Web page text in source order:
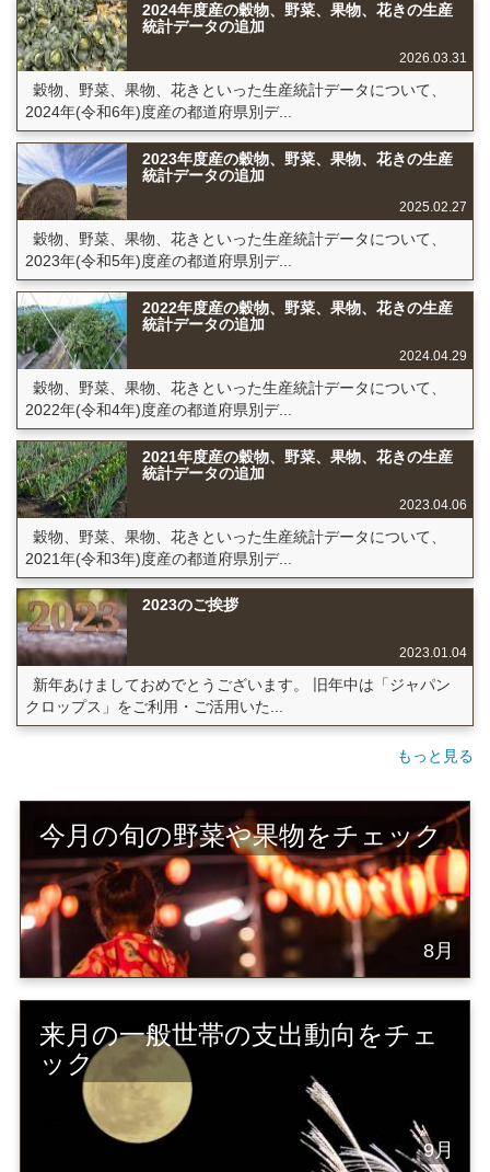
2024年度産の穀物、野菜、果物、花きの生産
統計データの追加
2026.03.31
穀物、野菜、果物、花きといった生産統計データについて、
2024年(令和6年)度産の都道府県別デ...
2023年度産の穀物、野菜、果物、花きの生産
統計データの追加
2025.02.27
穀物、野菜、果物、花きといった生産統計データについて、
2023年(令和5年)度産の都道府県別デ...
2022年度産の穀物、野菜、果物、花きの生産
統計データの追加
2024.04.29
穀物、野菜、果物、花きといった生産統計データについて、
2022年(令和4年)度産の都道府県別デ...
2021年度産の穀物、野菜、果物、花きの生産
統計データの追加
2023.04.06
穀物、野菜、果物、花きといった生産統計データについて、
2021年(令和3年)度産の都道府県別デ...
2023のご挨拶
2023.01.04
新年あけましておめでとうございます。 旧年中は「ジャパン
クロップス」をご利用・ご活用いた...
もっと見る
今月の旬の野菜や果物をチェック
8月
来月の一般世帯の支出動向をチェ
ック
9月